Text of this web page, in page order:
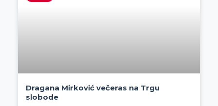
Dragana Mirković večeras na Trgu
slobode